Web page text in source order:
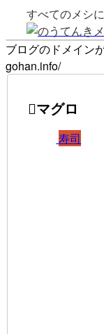
すべてのメシ
ブログのドメイン
gohan.info/
マグロ
寿司